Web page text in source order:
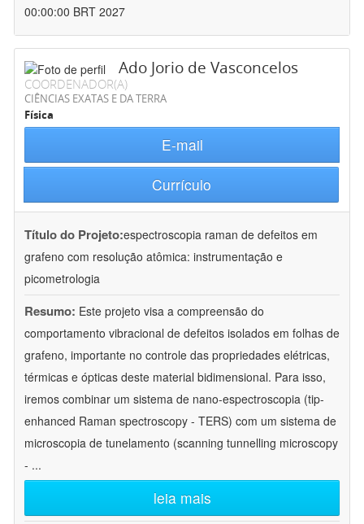
00:00:00 BRT 2027
Ado Jorio de Vasconcelos
COORDENADOR(A)
CIÊNCIAS EXATAS E DA TERRA
Física
E-mail
Currículo
Título do Projeto:espectroscopia raman de defeitos em
grafeno com resolução atômica: instrumentação e
picometrologia
Resumo: Este projeto visa a compreensão do
comportamento vibracional de defeitos isolados em folhas de
grafeno, importante no controle das propriedades elétricas,
térmicas e ópticas deste material bidimensional. Para isso,
iremos combinar um sistema de nano-espectroscopia (tip-
enhanced Raman spectroscopy - TERS) com um sistema de
microscopia de tunelamento (scanning tunnelling microscopy
- ...
leia mais